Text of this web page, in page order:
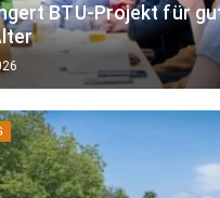
BTU-Projekt für